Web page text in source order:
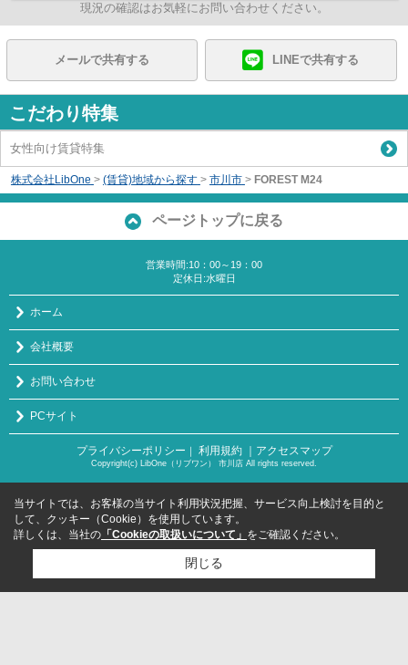
現況の確認はお気軽にお問い合わせください。
メールで共有する LINEで共有する
こだわり特集
女性向け賃貸特集
株式会社LibOne > (賃貸)地域から探す > 市川市 > FOREST M24
ページトップに戻る
営業時間:10：00～19：00
定休日:水曜日
ホーム
会社概要
お問い合わせ
PCサイト
プライバシーポリシー 利用規約 ｜アクセスマップ
Copyright(c) LibOne（リブワン） 市川店 All rights reserved.
当サイトでは、お客様の当サイト利用状況把握、サービス向上検討を目的と
して、クッキー（Cookie）を使用しています。
詳しくは、当社の 「Cookieの取扱いについて」 をご確認ください。
閉じる